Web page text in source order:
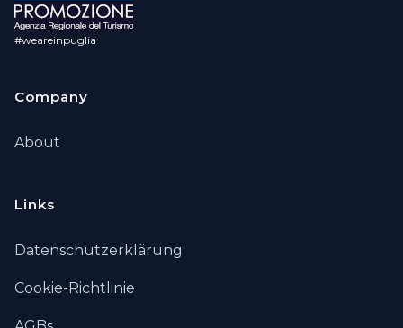
#weareinpuglia
Company
About
Links
Datenschutzerklärung
Cookie-Richtlinie